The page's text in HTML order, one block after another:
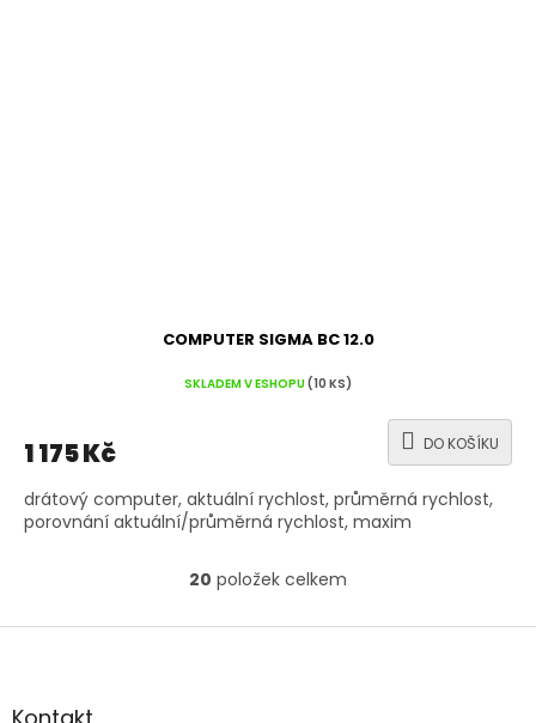
COMPUTER SIGMA BC 12.0
SKLADEM V ESHOPU(10 KS)
1 175 Kč DO KOŠÍKU
drátový computer, aktuální rychlost, průměrná rychlost,
porovnání aktuální/průměrná rychlost, maxim
O
l
20 položek celkem
Z